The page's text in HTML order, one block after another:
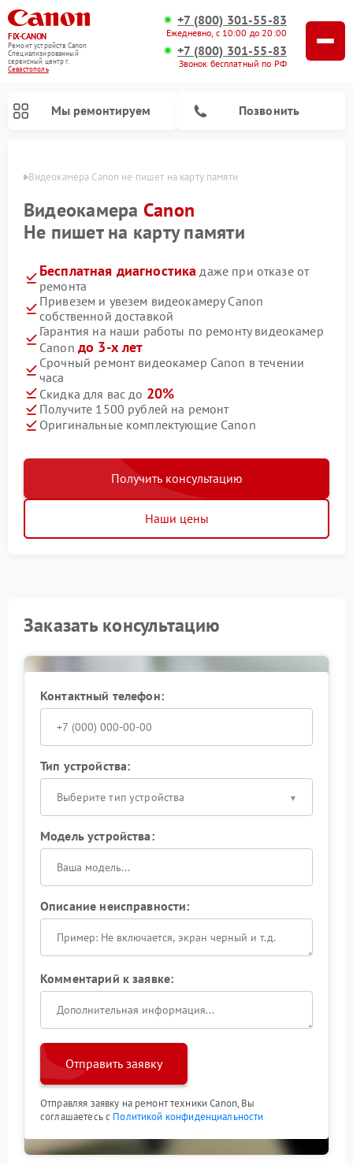
FIX-CANON
Ремонт устройств Canon
Специализированный
cервисный центр г.
Севастополь
+7 (800) 301-55-83
Ежедневно, с 10:00 до 20:00
+7 (800) 301-55-83
Звонок бесплатный по РФ
Мы ремонтируем Позвонить
Видеокамера Canon не пишет на карту памяти
Видеокамера Canon
Не пишет на карту памяти
Бесплатная диагностика даже при отказе от
ремонта
Привезем и увезем видеокамеру Canon
собственной доставкой
Гарантия на наши работы по ремонту видеокамер
Canon до 3-х лет
Срочный ремонт видеокамер Canon в течении
часа
Скидка для вас до 20%
Получите 1500 рублей на ремонт
Оригинальные комплектующие Canon
Получить консультацию
Наши цены
Заказать консультацию
Контактный телефон:
Тип устройства:
Выберите тип устройства
Модель устройства:
Описание неисправности:
Комментарий к заявке:
Отправить заявку
Отправляя заявку на ремонт техники Canon, Вы
соглашаетесь с Политикой конфиденциальности